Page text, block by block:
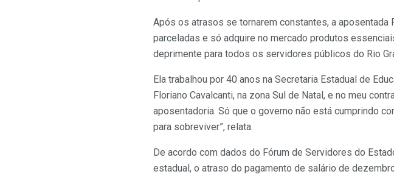
Após os atrasos se tornarem constantes, a
parceladas e só adquire no mercado produtos
deprimente para todos os servidores públicos do Rio
Ela trabalhou por 40 anos na Secretaria Estadual de
Floriano Cavalcanti, na zona Sul de Natal, e no meu
aposentadoria. Só que o governo não está cumprindo
para sobreviver”, relata.
De acordo com dados do Fórum de Servidores do
estadual, o atraso do pagamento de salário de